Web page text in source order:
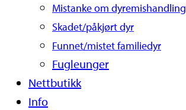
Mistanke om dyremishandling
Skadet/påkjørt dyr
Funnet/mistet familiedyr
Fugleunger
Nettbutikk
Info